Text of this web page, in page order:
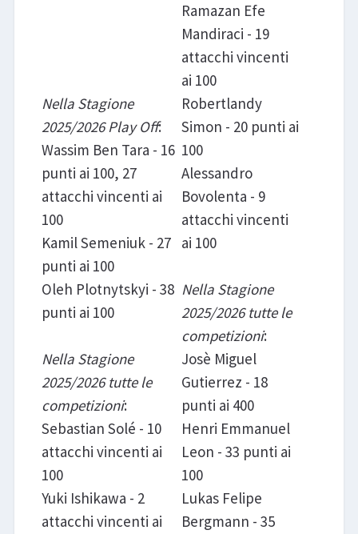
Nella Stagione
2025/2026 Play Off:
Wassim Ben Tara - 16
punti ai 100, 27
attacchi vincenti ai
100
Kamil Semeniuk - 27
punti ai 100
Oleh Plotnytskyi - 38
punti ai 100
Nella Stagione
2025/2026 tutte le
competizioni:
Sebastian Solé - 10
attacchi vincenti ai
100
Yuki Ishikawa - 2
attacchi vincenti ai
Ramazan Efe
Mandiraci - 19
attacchi vincenti
ai 100
Robertlandy
Simon - 20 punti ai
100
Alessandro
Bovolenta - 9
attacchi vincenti
ai 100
Nella Stagione
2025/2026 tutte le
competizioni:
Josè Miguel
Gutierrez - 18
punti ai 400
Henri Emmanuel
Leon - 33 punti ai
100
Lukas Felipe
Bergmann - 35